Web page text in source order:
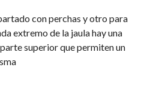
con perchas y otro para
extremo de la jaula hay una
superior que permiten un